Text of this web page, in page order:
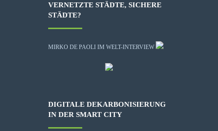
VERNETZTE STÄDTE, SICHERE
STÄDTE?
MIRKO DE PAOLI IM WELT-INTERVIEW
DIGITALE DEKARBONISIERUNG
IN DER SMART CITY